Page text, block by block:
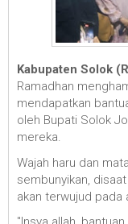
Kabupaten Solok
Ramadhan
mendapatkan
oleh Bupati Solok
mereka.
Wajah haru dan
sembunyikan,
akan terwujud pada